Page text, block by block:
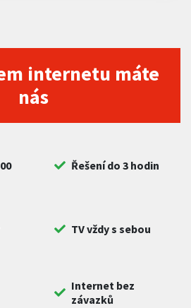
internetu máte
nás
Řešení do 3 hodin
TV vždy s sebou
Internet bez
závazků